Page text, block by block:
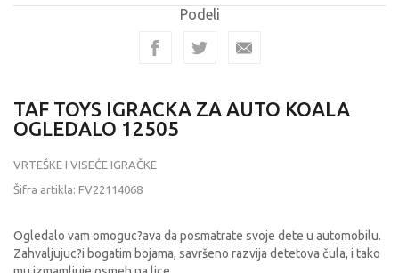
Podeli
TAF TOYS IGRACKA ZA AUTO KOALA
OGLEDALO 12505
VRTEŠKE I VISEĆE IGRAČKE
Šifra artikla: FV22114068
Ogledalo vam omoguc?ava da posmatrate svoje dete u automobilu.
Zahvaljujuc?i bogatim bojama, savršeno razvija detetova čula, i tako